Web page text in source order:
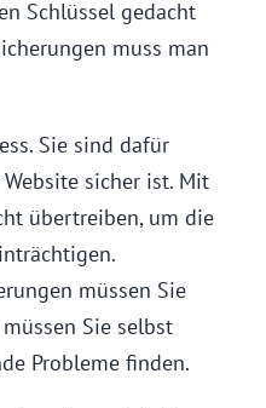
Schlüssel gedacht
muss man
Sie sind dafür
sicher ist. Mit
übertreiben, um die
müssen Sie
Sie selbst
Probleme finden.